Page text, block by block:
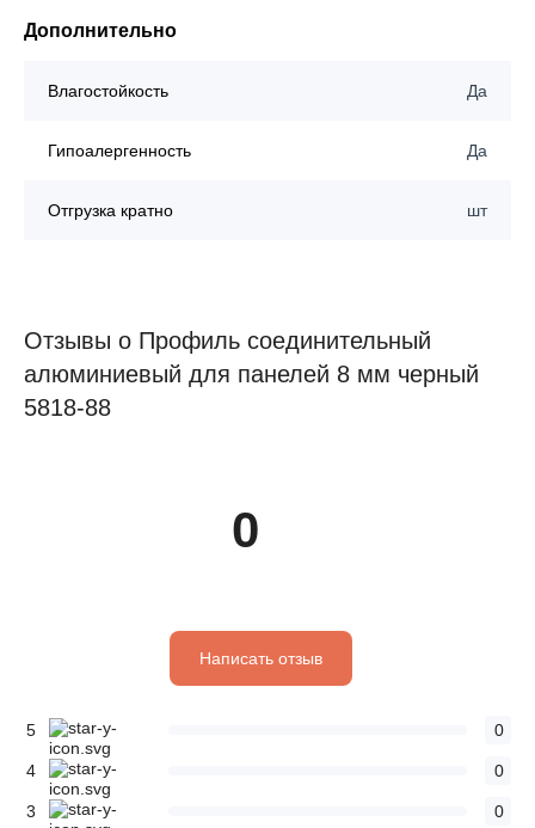
Дополнительно
Влагостойкость Да
Гипоалергенность Да
Отгрузка кратно шт
Отзывы о Профиль соединительный
алюминиевый для панелей 8 мм черный
5818-88
0
Написать отзыв
5 0
4 0
3 0